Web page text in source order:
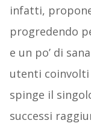
infatti,
progredendo
e un po’ di
utenti coinvolti
spinge il
successi